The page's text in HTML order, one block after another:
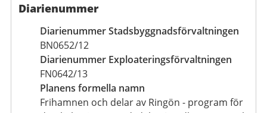
Diarienummer
Diarienummer Stadsbyggnadsförvaltningen
BN0652/12
Diarienummer Exploateringsförvaltningen
FN0642/13
Planens formella namn
Frihamnen och delar av Ringön - program för